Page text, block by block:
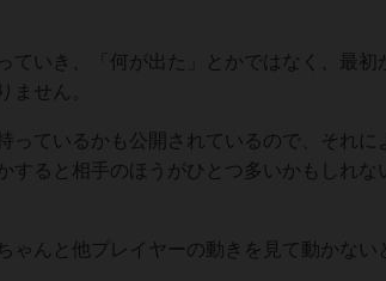
ていき、「何が出た」とかではなく、最初
ません。
っているかも公開されているので、それに
すると相手のほうがひとつ多いかもしれな
ゃんと他プレイヤーの動きを見て動かない